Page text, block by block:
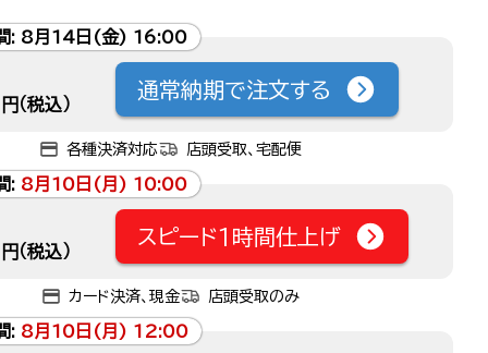
: 8月14日(金) 16:00
円（税込）
通常納期で注文する
各種決済対応 店頭受取、宅配便
: 8月10日(月) 10:00
円（税込）
スピード1時間仕上げ
カード決済、現金 店頭受取のみ
: 8月10日(月) 12:00